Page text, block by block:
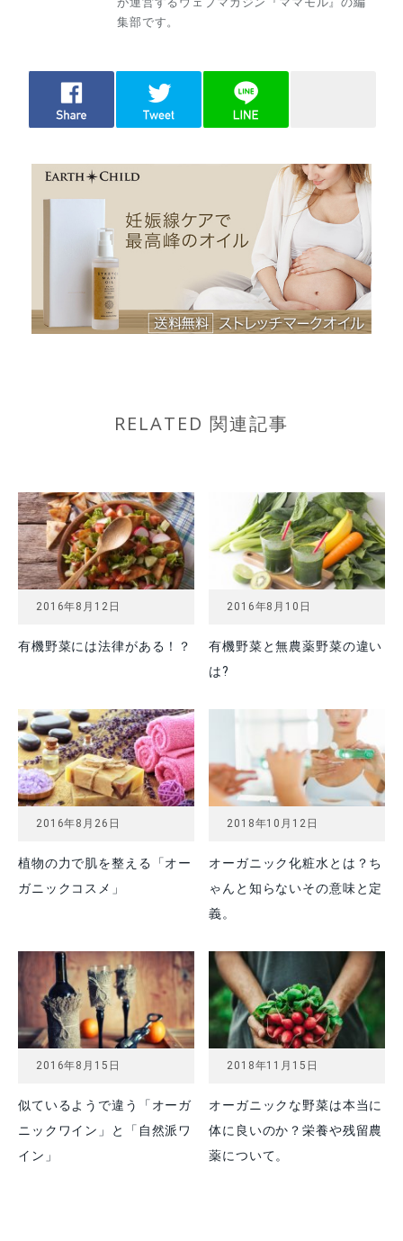
集部です。
RELATED 関連記事
2016年8月12日
有機野菜には法律がある！？
2016年8月10日
有機野菜と無農薬野菜の違い
は?
2016年8月26日
植物の力で肌を整える「オー
ガニックコスメ」
2018年10月12日
オーガニック化粧水とは？ち
ゃんと知らないその意味と定
義。
2016年8月15日
似ているようで違う「オーガ
ニックワイン」と「自然派ワ
イン」
2018年11月15日
オーガニックな野菜は本当に
体に良いのか？栄養や残留農
薬について。